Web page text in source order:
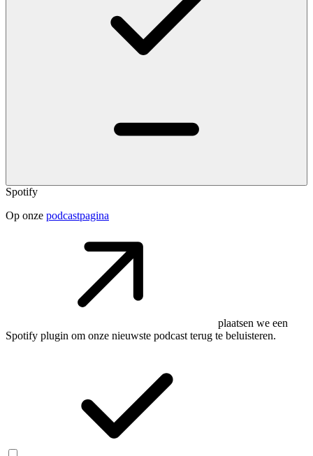
Spotify
Op onze podcastpagina
plaatsen we een
Spotify plugin om onze nieuwste podcast terug te beluisteren.